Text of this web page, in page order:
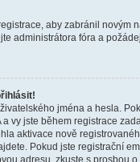
aby zabránil
administrátora fóra a
jména a hesla.
vy jste během registrace
aktivace nově
Pokud jste registrační
adresu, zkuste s prosbou